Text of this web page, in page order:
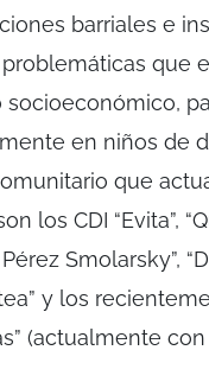
barriales e
que
en niños de
que
los CDI “Evita”,
Pérez Smolarsky”,
y los
(actualmente